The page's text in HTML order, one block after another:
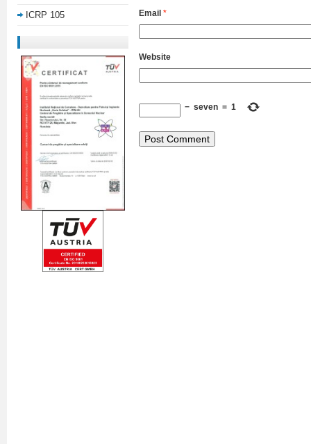
Email *
Website
− seven = 1
ICRP 105